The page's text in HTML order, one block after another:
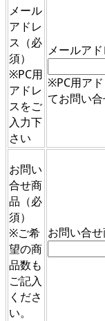
メール
アドレ
ス （必
須）
※PC用
アドレ
スをご
入力下
さい
メールア
※PC用ア
てお問い
お問い
合せ商
品 （必
須）
※ご希
望の商
品数も
ご記入
くださ
い。
お問い合